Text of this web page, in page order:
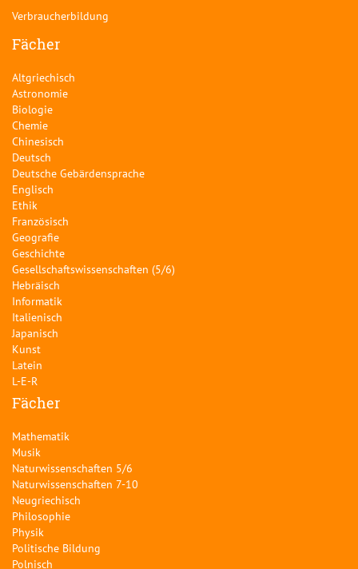
Verbraucherbildung
Fächer
Altgriechisch
Astronomie
Biologie
Chemie
Chinesisch
Deutsch
Deutsche Gebärdensprache
Englisch
Ethik
Französisch
Geografie
Geschichte
Gesellschaftswissenschaften (5/6)
Hebräisch
Informatik
Italienisch
Japanisch
Kunst
Latein
L-E-R
Fächer
Mathematik
Musik
Naturwissenschaften 5/6
Naturwissenschaften 7-10
Neugriechisch
Philosophie
Physik
Politische Bildung
Polnisch